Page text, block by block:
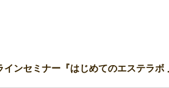
ンセミナー『はじめてのエステラボ